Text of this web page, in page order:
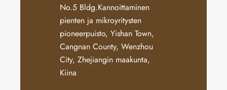
No.5 Bldg.Kannoittaminen
pienten ja mikroyritysten
pioneerpuisto, Yishan Town,
Cangnan County, Wenzhou
City, Zhejiangin maakunta,
Kiina